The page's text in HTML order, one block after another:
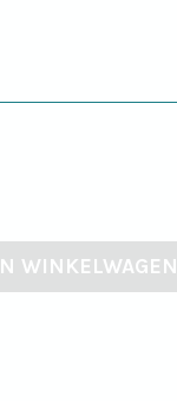
WINKELWAGEN